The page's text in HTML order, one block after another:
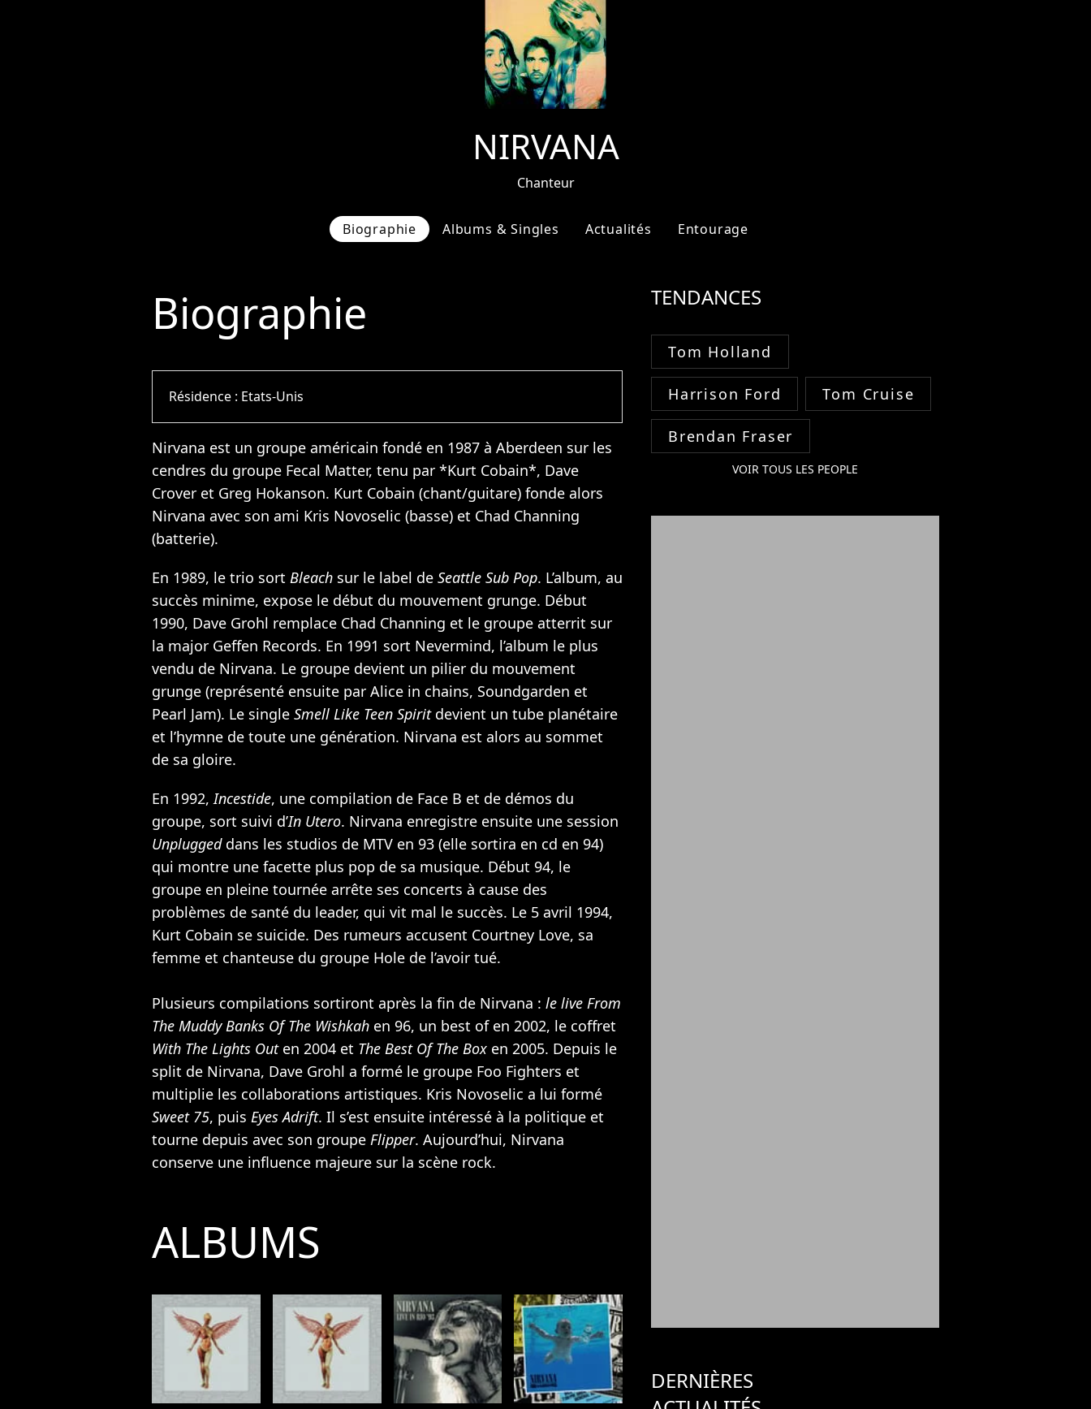
NIRVANA
Chanteur
Biographie Albums & Singles Actualités Entourage
Biographie
Résidence : Etats-Unis
Nirvana est un groupe américain fondé en 1987 à Aberdeen sur les
cendres du groupe Fecal Matter, tenu par *Kurt Cobain*, Dave
Crover et Greg Hokanson. Kurt Cobain (chant/guitare) fonde alors
Nirvana avec son ami Kris Novoselic (basse) et Chad Channing
(batterie).
En 1989, le trio sort Bleach sur le label de Seattle Sub Pop. L’album, au
succès minime, expose le début du mouvement grunge. Début
1990, Dave Grohl remplace Chad Channing et le groupe atterrit sur
la major Geffen Records. En 1991 sort Nevermind, l’album le plus
vendu de Nirvana. Le groupe devient un pilier du mouvement
grunge (représenté ensuite par Alice in chains, Soundgarden et
Pearl Jam). Le single Smell Like Teen Spiritdevient un tube planétaire
et l’hymne de toute une génération. Nirvana est alors au sommet
de sa gloire.
En 1992, Incestide, une compilation de Face B et de démos du
groupe, sort suivi d’In Utero. Nirvana enregistre ensuite une session
Unpluggeddans les studios de MTV en 93 (elle sortira en cd en 94)
qui montre une facette plus pop de sa musique. Début 94, le
groupe en pleine tournée arrête ses concerts à cause des
problèmes de santé du leader, qui vit mal le succès. Le 5 avril 1994,
Kurt Cobain se suicide. Des rumeurs accusent Courtney Love, sa
femme et chanteuse du groupe Hole de l’avoir tué.
Plusieurs compilations sortiront après la fin de Nirvana : le live From
The Muddy Banks Of The Wishkah en 96, un best of en 2002, le coffret
With The Lights Outen 2004 et The Best Of The Box en 2005. Depuis le
split de Nirvana, Dave Grohl a formé le groupe Foo Fighters et
multiplie les collaborations artistiques. Kris Novoselic a lui formé
Sweet 75, puis Eyes Adrift. Il s’est ensuite intéressé à la politique et
tourne depuis avec son groupe Flipper. Aujourd’hui, Nirvana
conserve une influence majeure sur la scène rock.
ALBUMS
TENDANCES
Tom Holland
Harrison Ford Tom Cruise
Brendan Fraser
VOIR TOUS LES PEOPLE
DERNIÈRES